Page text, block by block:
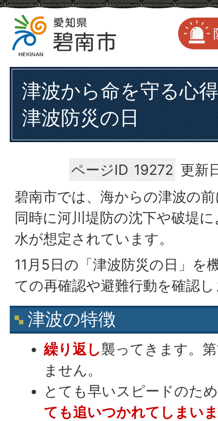
津波から命を守る心
津波防災の日
ページID 19272 更新
碧南市では、海からの津波の
同時に河川堤防の沈下や破堤
水が想定されています。
11月5日の「津波防災の日」を
ての再確認や避難行動を確認
津波の特徴
繰り返し襲ってきます。
ません。
とても早いスピードのた
ても追いつかれてしまい